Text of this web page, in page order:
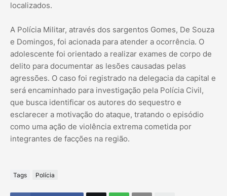
localizados.
A Polícia Militar, através dos sargentos Gomes, De Souza
e Domingos, foi acionada para atender a ocorrência. O
adolescente foi orientado a realizar exames de corpo de
delito para documentar as lesões causadas pelas
agressões. O caso foi registrado na delegacia da capital e
será encaminhado para investigação pela Polícia Civil,
que busca identificar os autores do sequestro e
esclarecer a motivação do ataque, tratando o episódio
como uma ação de violência extrema cometida por
integrantes de facções na região.
Tags Polícia